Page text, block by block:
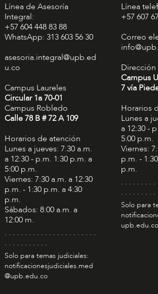
Línea de Asesoría
Integral:
+57 604 448 83 88
WhatsApp: 313 603 56 30
asesoria.integral@upb.ed
u.co
Campus Laureles
Circular 1a 70-01
Campus Robledo
Calle 78 B # 72 A 109
Horarios de atención
Lunes a jueves: 7:30 a.m.
a 12:30 - p.m. 1:30 p.m. a
5:00 p.m.
Viernes: 7:30 a.m. a 12:30
p.m. - 1:30 p.m. a 4:30
p.m.
Sábados: 8:00 a.m. a
12:00 m.
. . . . . . . . . . . . . . . . . . . . . . .
. . . . . . . . . . .
Solo para temas judiciales:
notificacionesjudiciales.med
@upb.edu.co
Línea
+57 607
Correo
Dirección
Campus
7 vía
Horarios
Lunes a
a 12:30 -
5:00 p.m.
Viernes:
p.m. -
p.m.
. . . . . . . .
. . . . . . . . .
Solo para
upb.edu.co